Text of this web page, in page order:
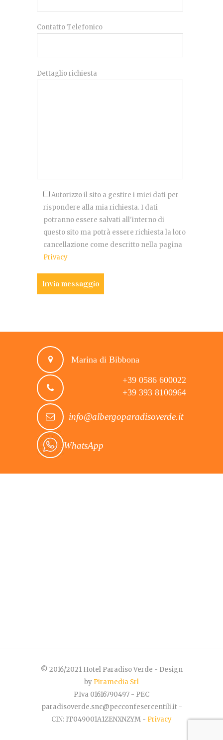
Contatto Telefonico
Dettaglio richiesta
Autorizzo il sito a gestire i miei dati per
rispondere alla mia richiesta. I dati
potranno essere salvati all'interno di
questo sito ma potrà essere richiesta la loro
cancellazione come descritto nella pagina
Privacy
Marina di Bibbona
+39 0586 600022
+39 393 8100964
info@albergoparadisoverde.it
WhatsApp
© 2016/2021 Hotel Paradiso Verde - Design
by Piramedia Srl
P.Iva 01616790497 - PEC
paradisoverde.snc@pecconfesercentili.it -
CIN: IT049001A1ZENXNZYM - Privacy